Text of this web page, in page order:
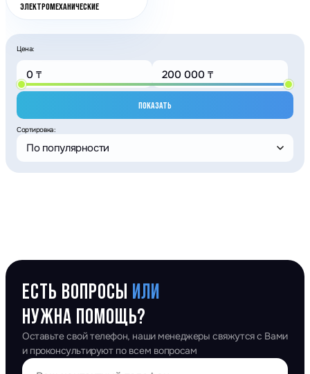
ЭЛЕКТРОМЕХАНИЧЕСКИЕ
Цена:
ПОКАЗАТЬ
Сортировка:
По популярности
ЕСТЬ ВОПРОСЫ ИЛИ
НУЖНА ПОМОЩЬ?
Оставьте свой телефон, наши менеджеры свяжутся с Вами
и проконсультируют по всем вопросам